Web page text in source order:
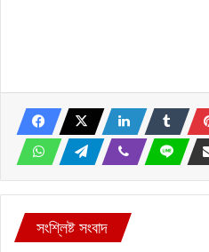
সংশ্লিষ্ট সংবাদ